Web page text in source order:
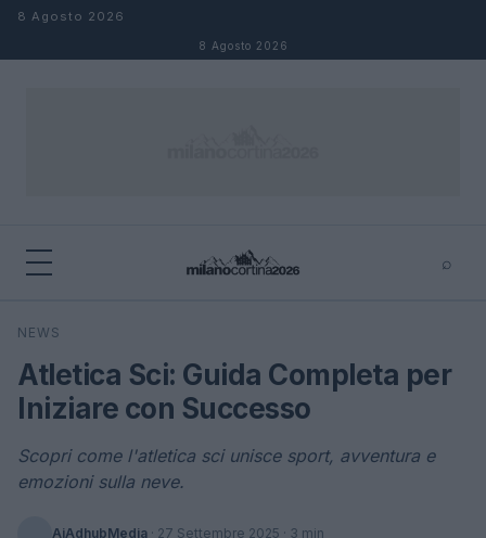
Salta al contenuto
8 Agosto 2026
8 Agosto 2026
⌕
Cerca
NEWS
Atletica Sci: Guida Completa per
Iniziare con Successo
Scopri come l'atletica sci unisce sport, avventura e
emozioni sulla neve.
AiAdhubMedia · 27 Settembre 2025 · 3 min